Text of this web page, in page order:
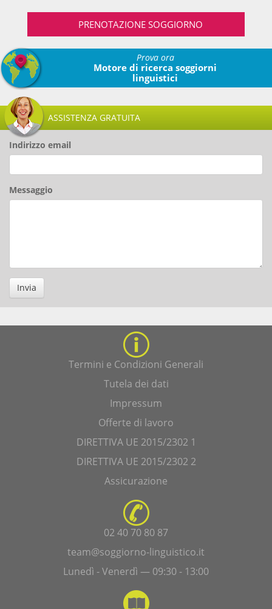
PRENOTAZIONE SOGGIORNO
Prova ora
Motore di ricerca soggiorni
linguistici
ASSISTENZA GRATUITA
Indirizzo email
Messaggio
Invia
Termini e Condizioni Generali
Tutela dei dati
Impressum
Offerte di lavoro
DIRETTIVA UE 2015/2302 1
DIRETTIVA UE 2015/2302 2
Assicurazione
02 40 70 80 87
team@soggiorno-linguistico.it
Lunedì - Venerdì — 09:30 - 13:00